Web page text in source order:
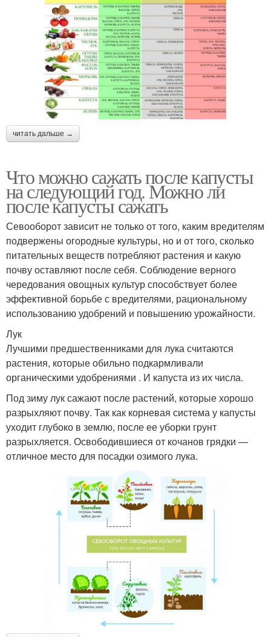
читать дальше →
Что можно сажать после капусты
на следующий год. Можно ли
после капусты сажать
Севооборот зависит не только от того, каким вредителям
подвержены огородные культуры, но и от того, сколько
питательных веществ потребляют растения и какую
почву оставляют после себя. Соблюдение верного
чередования овощных культур способствует более
эффективной борьбе с вредителями, рациональному
использованию удобрений и повышению урожайности.
Лук
Лучшими предшественниками для лука считаются
растения, которые обильно подкармливали
органическими удобрениями . И капуста из их числа.
Под зиму лук сажают после растений, которые хорошо
разрыхляют почву. Так как корневая система у капусты
уходит глубоко в землю, после ее уборки грунт
разрыхляется. Освободившиеся от кочанов грядки —
отличное место для посадки озимого лука.